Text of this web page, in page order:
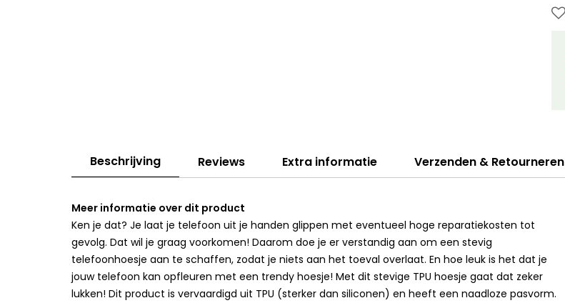
Beschrijving Reviews Extra informatie Verzenden & Retourneren
Meer informatie over dit product
Ken je dat? Je laat je telefoon uit je handen glippen met eventueel hoge reparatiekosten tot
gevolg. Dat wil je graag voorkomen! Daarom doe je er verstandig aan om een stevig
telefoonhoesje aan te schaffen, zodat je niets aan het toeval overlaat. En hoe leuk is het dat je
jouw telefoon kan opfleuren met een trendy hoesje! Met dit stevige TPU hoesje gaat dat zeker
lukken! Dit product is vervaardigd uit TPU (sterker dan siliconen) en heeft een naadloze pasvorm.